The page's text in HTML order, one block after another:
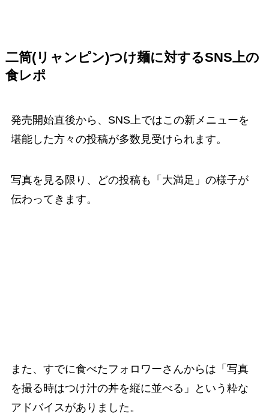
二筒(リャンピン)つけ麺に対するSNS上の
食レポ
発売開始直後から、SNS上ではこの新メニューを
堪能した方々の投稿が多数見受けられます。
写真を見る限り、どの投稿も「大満足」の様子が
伝わってきます。
また、すでに食べたフォロワーさんからは「写真
を撮る時はつけ汁の丼を縦に並べる」という粋な
アドバイスがありました。